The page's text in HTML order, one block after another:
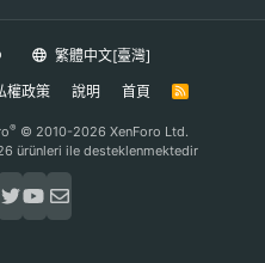
繁體中文[臺灣]
權政策 說明 首頁
R
® © 2010-2026 XenForo Ltd.
ürünleri ile desteklenmektedir